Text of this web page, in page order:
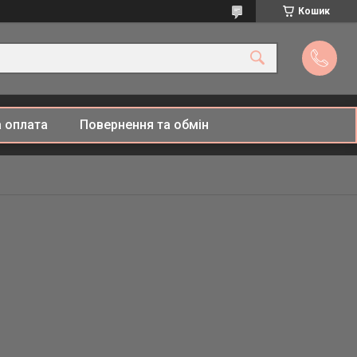
Кошик
оплата Повернення та обмін